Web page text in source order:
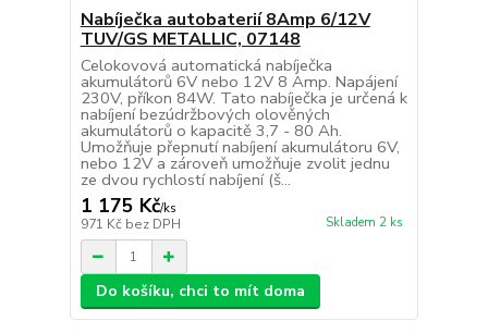
Nabíječka autobaterií 8Amp 6/12V
TUV/GS METALLIC, 07148
Celokovová automatická nabíječka
akumulátorů 6V nebo 12V 8 Amp. Napájení
230V, příkon 84W. Tato nabíječka je určená k
nabíjení bezúdržbových olověných
akumulátorů o kapacitě 3,7 - 80 Ah.
Umožňuje přepnutí nabíjení akumulátoru 6V,
nebo 12V a zároveň umožňuje zvolit jednu
ze dvou rychlostí nabíjení (š...
1 175 Kč/ks
971 Kč bez DPH Skladem 2 ks
Do košíku, chci to mít doma